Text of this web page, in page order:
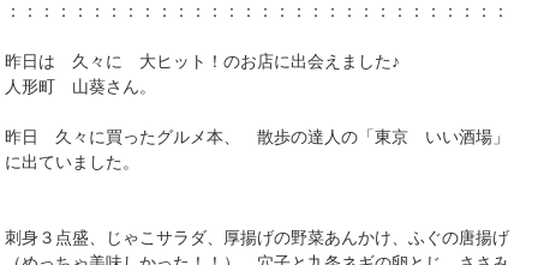
：：：：：：：：：：：：：：：：：：：：：：：：：：：：：：：
昨日は 久々に 大ヒット！のお店に出会えました♪
人形町 山葵さん。
昨日 久々に買ったグルメ本、 散歩の達人の「東京 いい酒場」
に出ていました。
刺身３点盛、じゃこサラダ、厚揚げの野菜あんかけ、ふぐの唐揚げ